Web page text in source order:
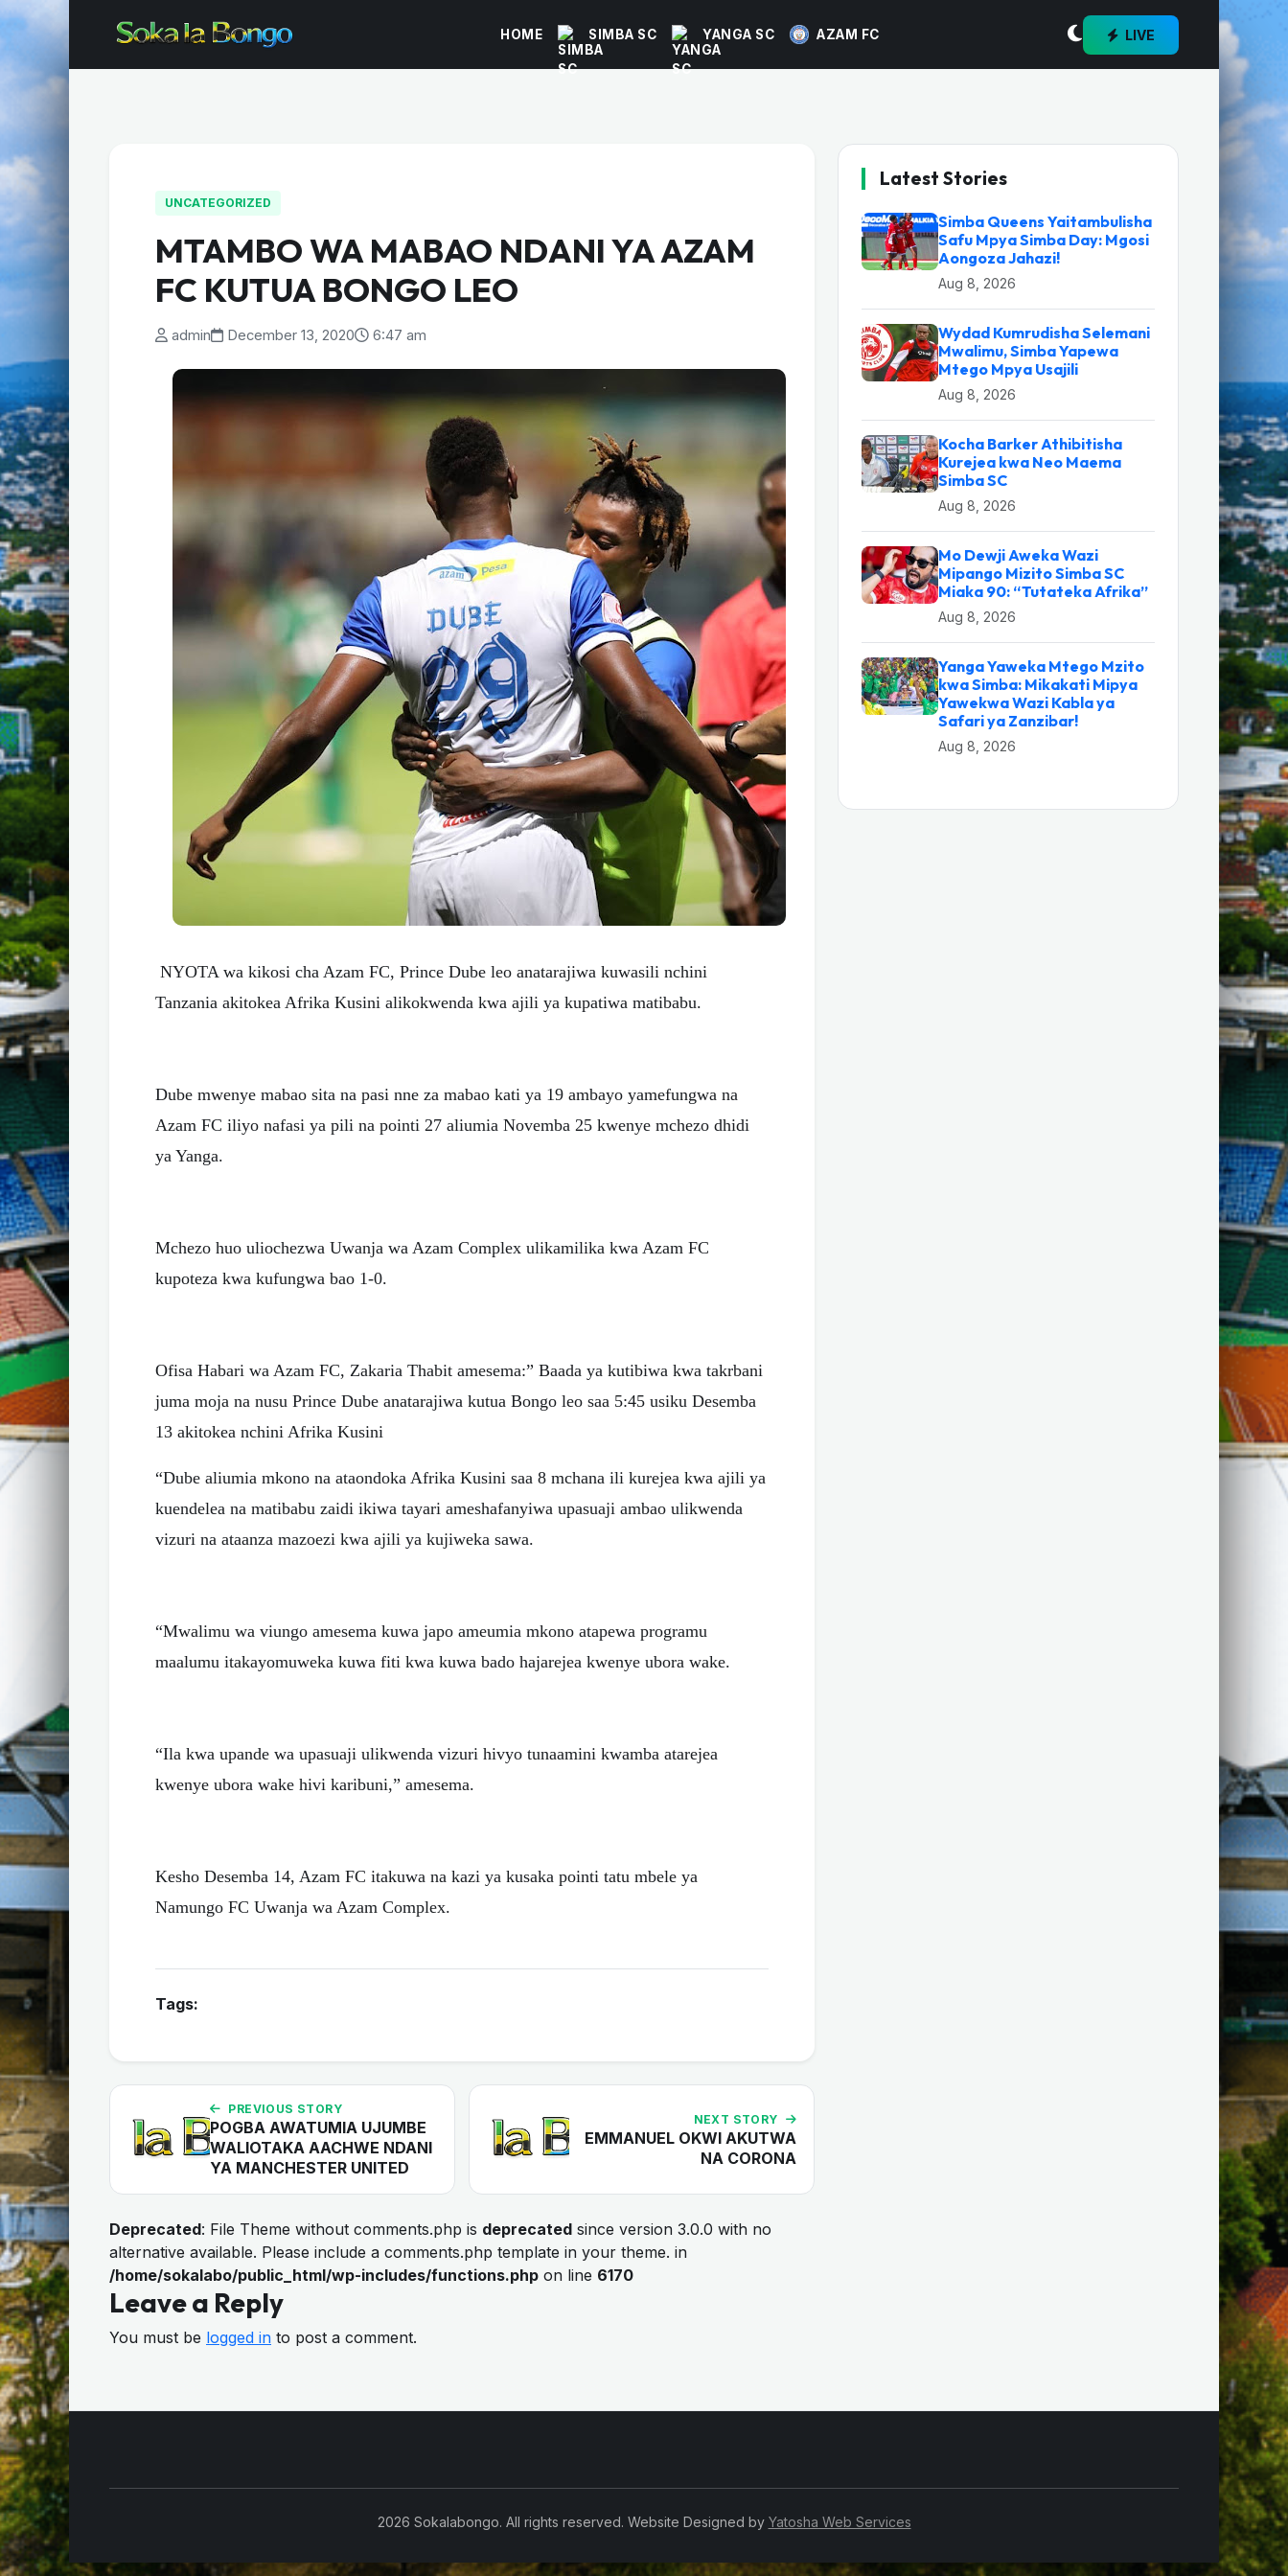
HOME SIMBA SC YANGA SC AZAM FC LIVE
UNCATEGORIZED
MTAMBO WA MABAO NDANI YA AZAM
FC KUTUA BONGO LEO
admin December 13, 2020 6:47 am
NYOTA wa kikosi cha Azam FC, Prince Dube leo anatarajiwa kuwasili nchini
Tanzania akitokea Afrika Kusini alikokwenda kwa ajili ya kupatiwa matibabu.
Dube mwenye mabao sita na pasi nne za mabao kati ya 19 ambayo yamefungwa na
Azam FC iliyo nafasi ya pili na pointi 27 aliumia Novemba 25 kwenye mchezo dhidi
ya Yanga.
Mchezo huo uliochezwa Uwanja wa Azam Complex ulikamilika kwa Azam FC
kupoteza kwa kufungwa bao 1-0.
Ofisa Habari wa Azam FC, Zakaria Thabit amesema:” Baada ya kutibiwa kwa takrbani
juma moja na nusu Prince Dube anatarajiwa kutua Bongo leo saa 5:45 usiku Desemba
13 akitokea nchini Afrika Kusini
“Dube aliumia mkono na ataondoka Afrika Kusini saa 8 mchana ili kurejea kwa ajili ya
kuendelea na matibabu zaidi ikiwa tayari ameshafanyiwa upasuaji ambao ulikwenda
vizuri na ataanza mazoezi kwa ajili ya kujiweka sawa.
“Mwalimu wa viungo amesema kuwa japo ameumia mkono atapewa programu
maalumu itakayomuweka kuwa fiti kwa kuwa bado hajarejea kwenye ubora wake.
“Ila kwa upande wa upasuaji ulikwenda vizuri hivyo tunaamini kwamba atarejea
kwenye ubora wake hivi karibuni,” amesema.
Kesho Desemba 14, Azam FC itakuwa na kazi ya kusaka pointi tatu mbele ya
Namungo FC Uwanja wa Azam Complex.
Tags:
PREVIOUS STORY
POGBA AWATUMIA UJUMBE
WALIOTAKA AACHWE NDANI
YA MANCHESTER UNITED
NEXT STORY
EMMANUEL OKWI AKUTWA
NA CORONA
Deprecated: File Theme without comments.php is deprecated since version 3.0.0 with no
alternative available. Please include a comments.php template in your theme. in
/home/sokalabo/public_html/wp-includes/functions.php on line 6170
Leave a Reply
You must be logged in to post a comment.
Latest Stories
Simba Queens Yaitambulisha
Safu Mpya Simba Day: Mgosi
Aongoza Jahazi!
Aug 8, 2026
Wydad Kumrudisha Selemani
Mwalimu, Simba Yapewa
Mtego Mpya Usajili
Aug 8, 2026
Kocha Barker Athibitisha
Kurejea kwa Neo Maema
Simba SC
Aug 8, 2026
Mo Dewji Aweka Wazi
Mipango Mizito Simba SC
Miaka 90: “Tutateka Afrika”
Aug 8, 2026
Yanga Yaweka Mtego Mzito
kwa Simba: Mikakati Mipya
Yawekwa Wazi Kabla ya
Safari ya Zanzibar!
Aug 8, 2026
2026 Sokalabongo. All rights reserved. Website Designed by Yatosha Web Services